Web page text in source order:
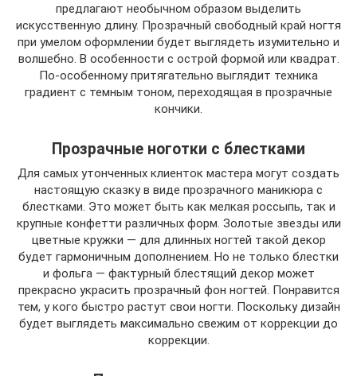
предлагают необычном образом выделить
искусственную длину. Прозрачный свободный край ногтя
при умелом оформлении будет выглядеть изумительно и
волшебно. В особенности с острой формой или квадрат.
По-особенному притягательно выглядит техника
градиент с темным тоном, переходящая в прозрачные
кончики.
Прозрачные ноготки с блестками
Для самых утонченных клиенток мастера могут создать
настоящую сказку в виде прозрачного маникюра с
блестками. Это может быть как мелкая россыпь, так и
крупные конфетти различных форм. Золотые звезды или
цветные кружки — для длинных ногтей такой декор
будет гармоничным дополнением. Но не только блестки
и фольга — фактурный блестящий декор может
прекрасно украсить прозрачный фон ногтей. Понравится
тем, у кого быстро растут свои ногти. Поскольку дизайн
будет выглядеть максимально свежим от коррекции до
коррекции.